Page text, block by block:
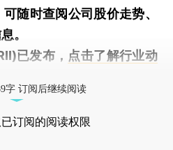
可随时查阅公司股价走势、
。
已发布， 点击了解行业动
字 订阅后继续阅读
订阅的阅读权限